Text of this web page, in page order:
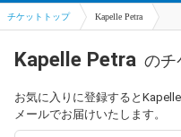
チケットトップ Kapelle Petra
Kapelle Petra のチ
お気に入りに登録すると
メールでお届けいたします。